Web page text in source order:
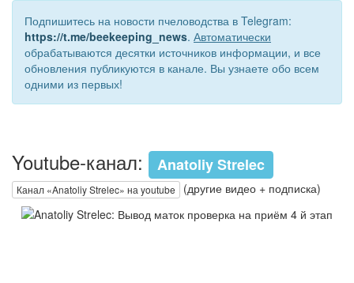
Подпишитесь на новости пчеловодства в Telegram:
https://t.me/beekeeping_news. Автоматически
обрабатываются десятки источников информации, и все
обновления публикуются в канале. Вы узнаете обо всем
одними из первых!
Youtube-канал: Anatoliy Strelec
Канал «Anatoliy Strelec» на youtube (другие видео + подписка)